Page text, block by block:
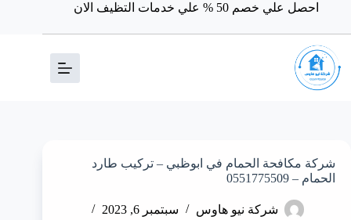
احصل علي خصم 50 % علي خدمات التظيف الان
شركة مكافحة الحمام في ابوظبي – تركيب طارد
الحمام – 0551775509
شركة نيو هاوس
سبتمبر 6, 2023